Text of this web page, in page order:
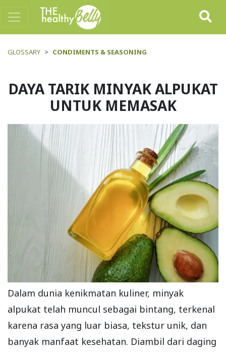
GLOSSARY CONDIMENTS & SEASONING
DAYA TARIK MINYAK ALPUKAT
UNTUK MEMASAK
Dalam dunia kenikmatan kuliner, minyak
alpukat telah muncul sebagai bintang, terkenal
karena rasa yang luar biasa, tekstur unik, dan
banyak manfaat kesehatan. Diambil dari daging